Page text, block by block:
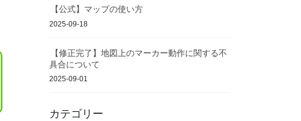
【公式】マップの使い方
2025-09-18
【修正完了】地図上のマーカー動作に関する不
具合について
2025-09-01
カテゴリー